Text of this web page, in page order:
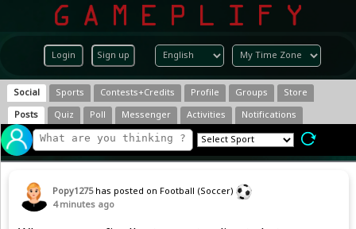
Login Sign up
Social Sports Contests+Credits Profile Groups
Store
Posts
Quiz Poll Messenger Activities Notifications
Popy1275 has posted on Football (Soccer)
4 minutes ago